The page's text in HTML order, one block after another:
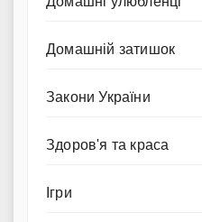
Домашній затишок
Закони України
Здоров'я та краса
Ігри